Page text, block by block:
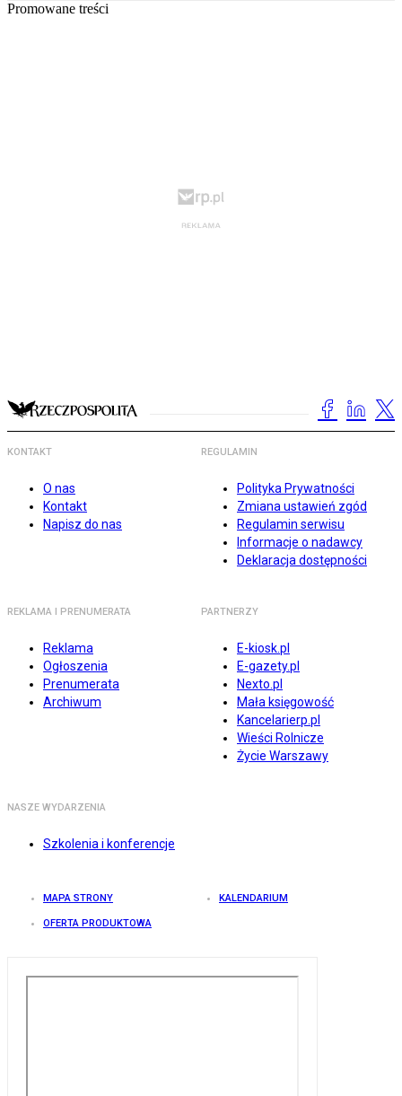
Promowane treści
KONTAKT
O nas
Kontakt
Napisz do nas
REGULAMIN
Polityka Prywatności
Zmiana ustawień zgód
Regulamin serwisu
Informacje o nadawcy
Deklaracja dostępności
REKLAMA I PRENUMERATA
Reklama
Ogłoszenia
Prenumerata
Archiwum
PARTNERZY
E-kiosk.pl
E-gazety.pl
Nexto.pl
Mała księgowość
Kancelarierp.pl
Wieści Rolnicze
Życie Warszawy
NASZE WYDARZENIA
Szkolenia i konferencje
MAPA STRONY KALENDARIUM
OFERTA PRODUKTOWA